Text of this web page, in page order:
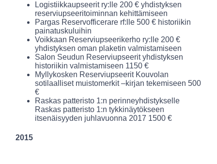
Logistiikkaupseerit ry:lle 200 € yhdistyksen
reserviupseeritoiminnan kehittämiseen
Pargas Reservofficerare rf:lle 500 € historiikin
painatuskuluihin
Voikkaan Reserviupseerikerho ry:lle 200 €
yhdistyksen oman plaketin valmistamiseen
Salon Seudun Reserviupseerit yhdistyksen
historiikin valmistamiseen 1150 €
Myllykosken Reserviupseerit Kouvolan
sotilaalliset muistomerkit –kirjan tekemiseen 500
€
Raskas patteristo 1:n perinneyhdistykselle
Raskas patteristo 1:n tykkinäytökseen
itsenäisyyden juhlavuonna 2017 1500 €
2015